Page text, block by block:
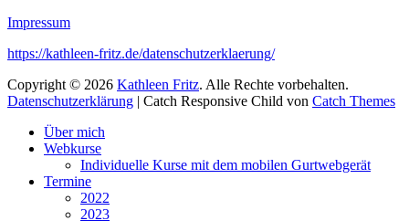
Impressum
https://kathleen-fritz.de/datenschutzerklaerung/
Copyright © 2026 Kathleen Fritz. Alle Rechte vorbehalten.
Datenschutzerklärung | Catch Responsive Child von Catch Themes
oben
scrollen
Über mich
Webkurse
Individuelle Kurse mit dem mobilen Gurtwebgerät
Termine
2022
2023